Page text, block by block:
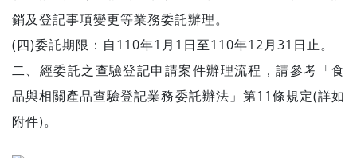
銷及登記事項變更等業務委託辦理。
(四)委託期限：自110年1月1日至110年12月31日止。
二、經委託之查驗登記申請案件辦理流程，請參考「食
品與相關產品查驗登記業務委託辦法」第11條規定(詳如
附件)。